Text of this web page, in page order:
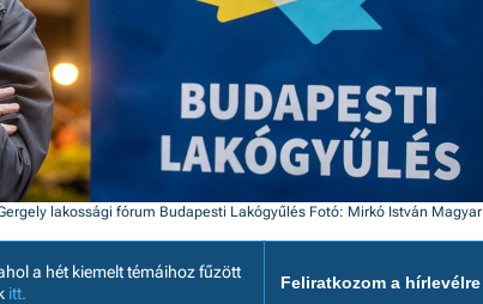
lakossági fórum Budapesti Lakógyűlés Fotó: Mirkó István Magyar
a hét kiemelt témáihoz fűzött
itt.
Feliratkozom a hírlevélre